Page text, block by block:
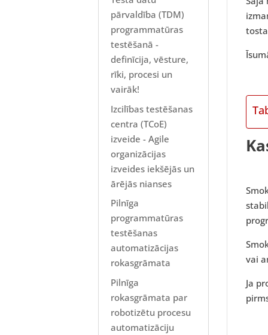
vai
Ja
pārvaldība (TDM)
programmatūras
testēšanā -
definīcija, vēsture,
rīki, procesi un
vairāk!
Izcilības testēšanas
centra (TCoE)
izveide - Agile
organizācijas
izveides iekšējās un
ārējās nianses
Pilnīga
programmatūras
testēšanas
automatizācijas
rokasgrāmata
Pilnīga
rokasgrāmata par
robotizētu procesu
automatizāciju